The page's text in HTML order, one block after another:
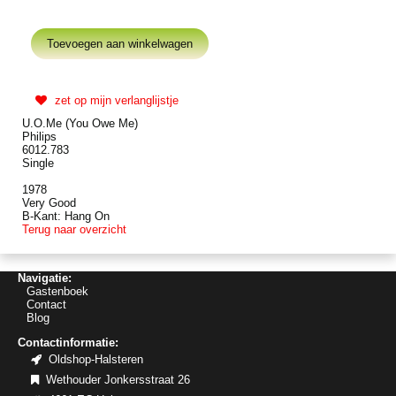
zet op mijn verlanglijstje
U.O.Me (You Owe Me)
Philips
6012.783
Single
1978
Very Good
B-Kant: Hang On
Terug naar overzicht
Navigatie:
Gastenboek
Contact
Blog
Contactinformatie:
Oldshop-Halsteren
Wethouder Jonkersstraat 26